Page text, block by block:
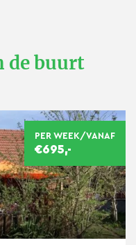
de buurt
PER WEEK/VANAF
€695,-